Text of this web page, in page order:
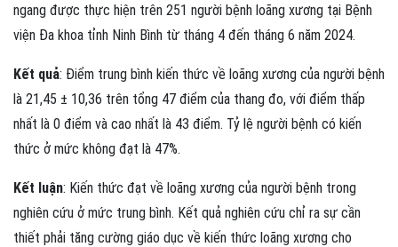
ngang được thực hiện trên 251 người bệnh loãng xương tại Bệnh
viện Đa khoa tỉnh Ninh Bình từ tháng 4 đến tháng 6 năm 2024.
Kết quả: Điểm trung bình kiến thức về loãng xương của người bệnh
là 21,45 ± 10,36 trên tổng 47 điểm của thang đo, với điểm thấp
nhất là 0 điểm và cao nhất là 43 điểm. Tỷ lệ người bệnh có kiến
thức ở mức không đạt là 47%.
Kết luận: Kiến thức đạt về loãng xương của người bệnh trong
nghiên cứu ở mức trung bình. Kết quả nghiên cứu chỉ ra sự cần
thiết phải tăng cường giáo dục về kiến thức loãng xương cho